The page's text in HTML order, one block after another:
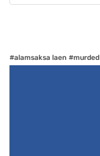
#alamsaksa laen #murded